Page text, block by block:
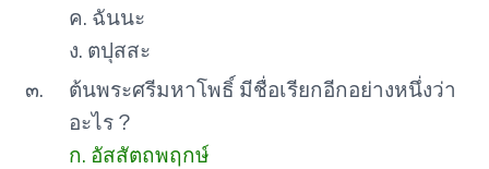
ค. ฉันนะ
ง. ตปุสสะ
๓.
ต้นพระศรีมหาโพธิ์ มีชื่อเรียกอีกอย่างหนึ่งว่า
อะไร ?
ก. อัสสัตถพฤกษ์